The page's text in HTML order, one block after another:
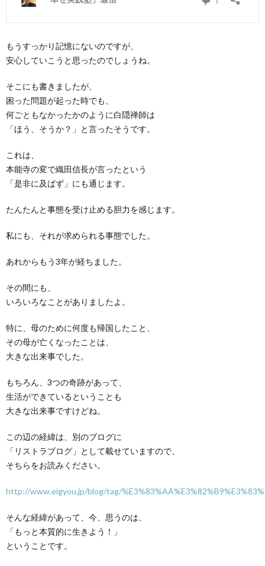
もうすっかり記憶にないのですが、
安心していこうと思ったのでしょうね。
そこにも書きましたが、
困った問題が起った時でも、
何ごともなかったかのように白隠禅師は
「ほう、そうか？」と言ったそうです。
これは、
本能寺の変で織田信長が言ったという
「是非に及ばず」にも通じます。
たんたんと事態を受け止める胆力を感じます。
私にも、それが求められる事態でした。
あれからもう3年が経ちました。
その間にも、
いろいろなことがありましたよ。
特に、母のために何度も帰国したこと、
その母が亡くなったことは、
大きな出来事でした。
もちろん、3つの奇跡があって、
生活ができているということも
大きな出来事ですけどね。
この辺の経緯は、別のブログに
「リストラブログ」として載せていますので、
そちらをお読みください。
http://www.eigyou.jp/blog/tag/
そんな経緯があって、今、思うのは、
「もっと本質的に生きよう！」
ということです。